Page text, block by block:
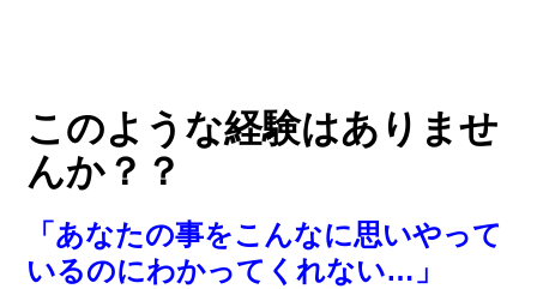
このような経験はありませ
んか？？
「あなたの事をこんなに思いやって
いるのにわかってくれない…」